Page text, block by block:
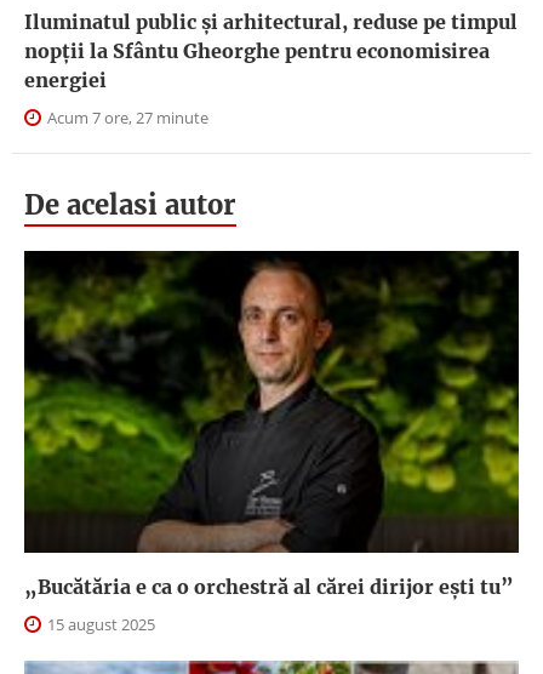
Iluminatul public şi arhitectural, reduse pe timpul
nopţii la Sfântu Gheorghe pentru economisirea
energiei
Acum 7 ore, 27 minute
De acelasi autor
„Bucătăria e ca o orchestră al cărei dirijor ești tu”
15 august 2025